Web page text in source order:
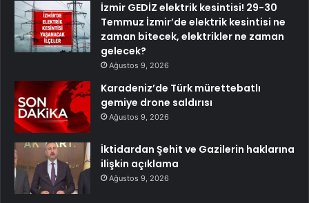
İzmir GEDİZ elektrik kesintisi! 29-30
Temmuz İzmir’de elektrik kesintisi ne
zaman bitecek, elektrikler ne zaman
gelecek?
Ağustos 9, 2026
Karadeniz’de Türk mürettebatlı
gemiye drone saldırısı
Ağustos 9, 2026
İktidardan Şehit ve Gazilerin haklarına
ilişkin açıklama
Ağustos 9, 2026